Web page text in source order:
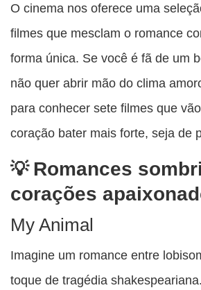
O cinema nos oferece uma
filmes que mesclam o romance
forma única. Se você é fã de um
não quer abrir mão do clima
para conhecer sete filmes que
coração bater mais forte, seja de
Romances
corações
My Animal
Imagine um romance entre
toque de tragédia